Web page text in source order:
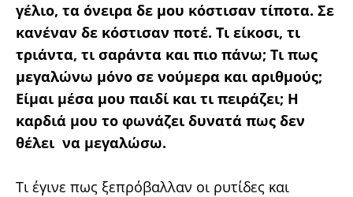
γέλιο, τα όνειρα δε μου κόστισαν τίποτα. Σε
κανέναν δε κόστισαν ποτέ. Τι είκοσι, τι
τριάντα, τι σαράντα και πιο πάνω; Τι πως
μεγαλώνω μόνο σε νούμερα και αριθμούς;
Είμαι μέσα μου παιδί και τι πειράζει; Η
καρδιά μου το φωνάζει δυνατά πως δεν
θέλει να μεγαλώσω.
Τι έγινε πως ξεπρόβαλλαν οι ρυτίδες και